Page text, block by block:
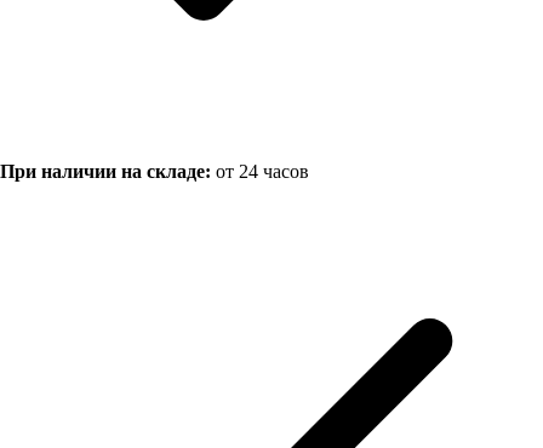
При наличии на складе: от 24 часов